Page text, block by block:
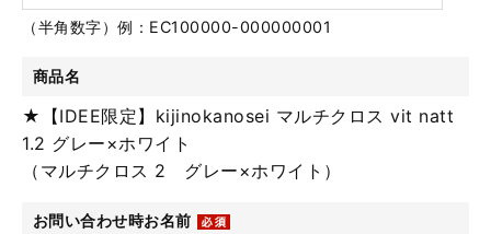
（半角数字）例：EC100000-000000001
商品名
★【IDEE限定】kijinokanosei マルチクロス vit natt
1.2 グレー×ホワイト
（マルチクロス 2 グレー×ホワイト）
お問い合わせ時お名前